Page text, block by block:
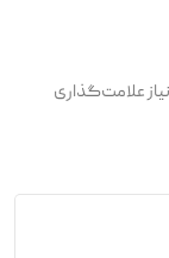
علامت‌گذاری